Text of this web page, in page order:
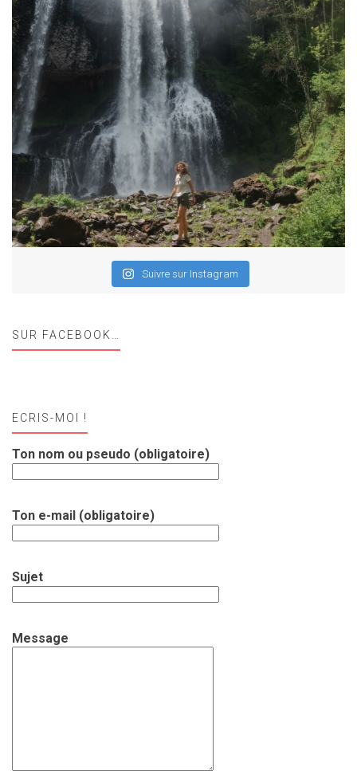
Suivre sur Instagram
SUR FACEBOOK…
ECRIS-MOI !
Ton nom ou pseudo (obligatoire)
Ton e-mail (obligatoire)
Sujet
Message